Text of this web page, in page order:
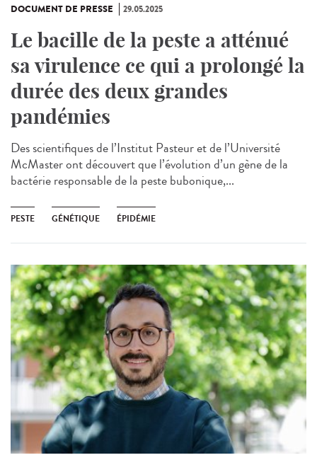
DOCUMENT DE PRESSE 29.05.2025
Le bacille de la peste a atténué
sa virulence ce qui a prolongé la
durée des deux grandes
pandémies
Des scientifiques de l’Institut Pasteur et de l’Université
McMaster ont découvert que l’évolution d’un gène de la
bactérie responsable de la peste bubonique,...
PESTE GÉNÉTIQUE ÉPIDÉMIE